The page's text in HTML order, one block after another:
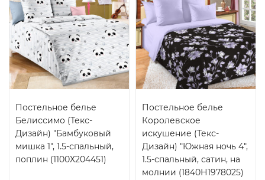
Постельное белье
Белиссимо (Текс-
Дизайн) "Бамбуковый
мишка 1", 1.5-спальный,
поплин (1100Х204451)
Постельное белье
Королевское
искушение (Текс-
Дизайн) "Южная ночь 4",
1.5-спальный, сатин, на
молнии (1840Н1978025)